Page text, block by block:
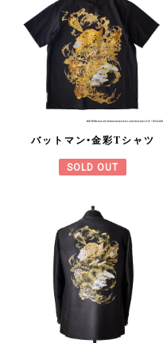
バットマン•金彩Tシャツ
SOLD OUT